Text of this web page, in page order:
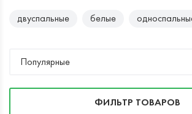
двуспальные белые
темное дерево
Популярные
ФИЛЬТР ТОВАРОВ